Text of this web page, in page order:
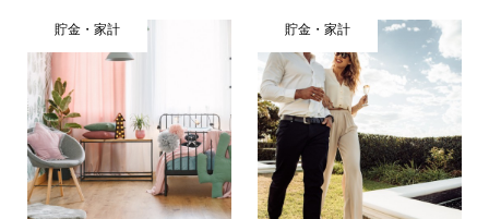
貯金・家計 貯金・家計